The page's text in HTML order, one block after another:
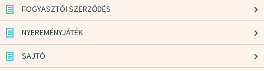
FOGYASZTÓI SZERZŐDÉS
NYEREMÉNYJÁTÉK
SAJTÓ